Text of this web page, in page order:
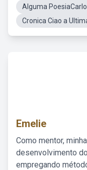
Alguma
Cronica Ciao a
Emelie
Como mentor,
desenvolvimento
empregando